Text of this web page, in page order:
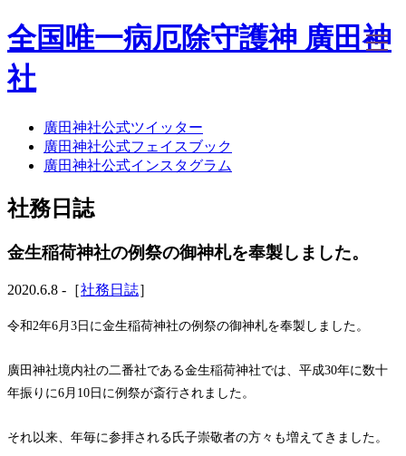
全国唯一病厄除守護神 廣田神
社
ホーム
社務日誌
お知らせ
年間祭事のご案内
お願いごと
神前結婚式
ご相談
八甲田山神社
古墳型合葬
水子葬
奉祝記念事業
廣田神社公式ツイッター
廣田神社公式フェイスブック
廣田神社公式インスタグラム
社務日誌
金生稲荷神社の例祭の御神札を奉製しました。
2020.6.8 -［社務日誌］
令和2年6月3日に金生稲荷神社の例祭の御神札を奉製しました。
廣田神社境内社の二番社である金生稲荷神社では、平成30年に数十
年振りに6月10日に例祭が斎行されました。
それ以来、年毎に参拝される氏子崇敬者の方々も増えてきました。